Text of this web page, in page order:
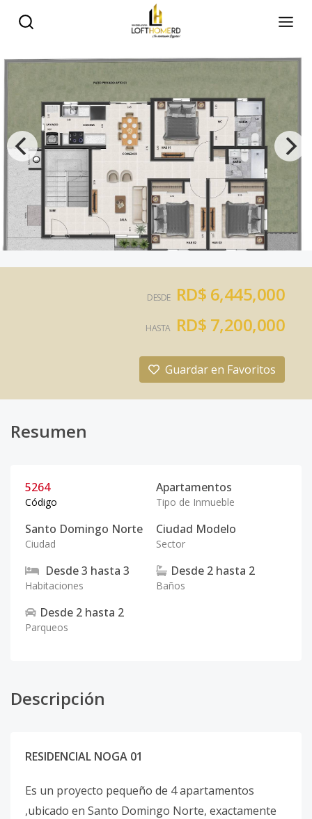
DESDE RD$ 6,445,000
HASTA RD$ 7,200,000
Guardar en Favoritos
Resumen
5264
Código
Apartamentos
Tipo de Inmueble
Santo Domingo Norte
Ciudad
Ciudad Modelo
Sector
Desde3 hasta 3
Habitaciones
Desde 2 hasta 2
Baños
Desde 2 hasta 2
Parqueos
Descripción
RESIDENCIAL NOGA 01
Es un proyecto pequeño de 4 apartamentos
,ubicado en Santo Domingo Norte, exactamente